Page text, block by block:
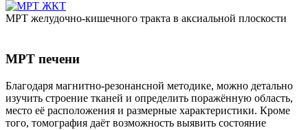
МРТ желудочно-кишечного тракта в аксиальной плоскости
МРТ печени
Благодаря магнитно-резонансной методике, можно детально
изучить строение тканей и определить поражённую область,
место её расположения и размерные характеристики. Кроме
того, томография даёт возможность выявить состояние